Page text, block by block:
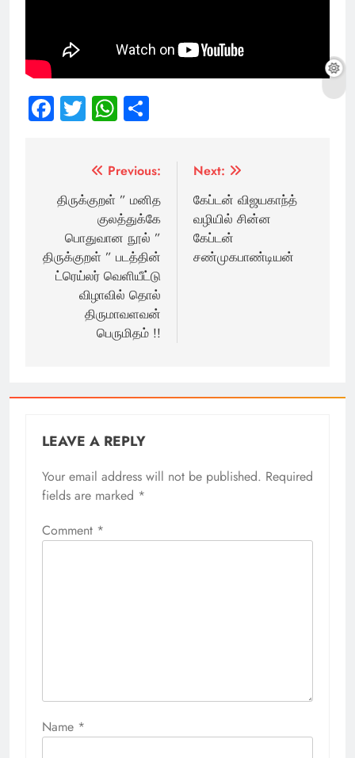
Facebook
TwitterWhatsApp
navigation
Previous:
திருக்குறள் ” மனித
குலத்துக்கே
பொதுவான நூல் ”
திருக்குறள் ” படத்தின்
ட்ரெய்லர் வெளியீட்டு
விழாவில் தொல்
திருமாவளவன்
பெருமிதம் !!
Next:
கேப்டன் விஜயகாந்த்
வழியில் சின்ன
கேப்டன்
சண்முகபாண்டியன்
LEAVE A REPLY
Your email address will not be published. Required
fields are marked *
Comment *
Name *